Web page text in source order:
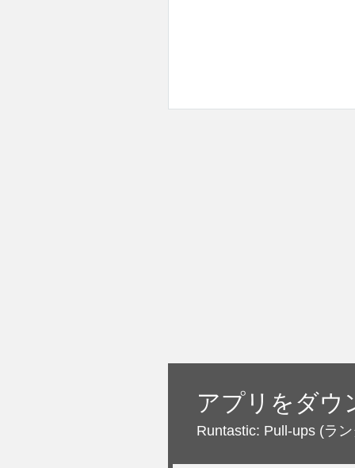
アプリをダウ
Runtastic: Pull-ups (ラ